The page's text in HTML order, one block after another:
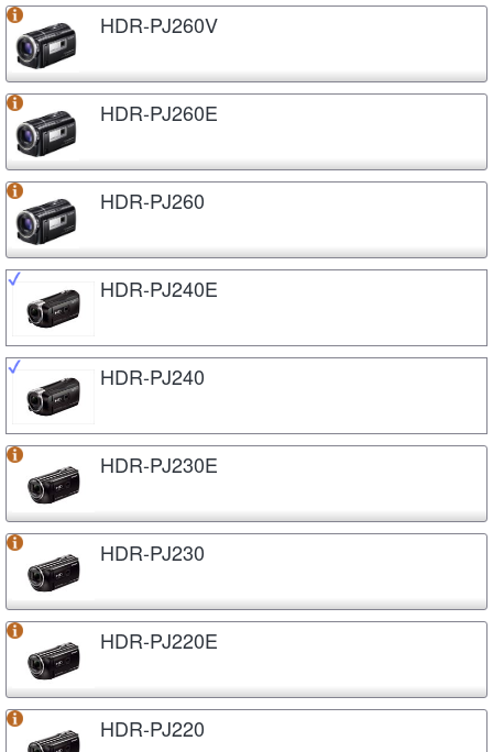
HDR-PJ260V
HDR-PJ260E
HDR-PJ260
HDR-PJ240E
HDR-PJ240
HDR-PJ230E
HDR-PJ230
HDR-PJ220E
HDR-PJ220